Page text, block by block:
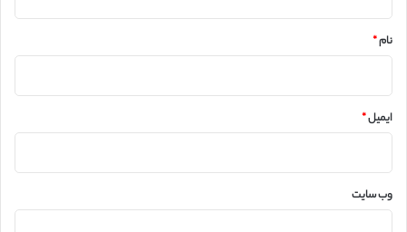
نام*
ایمیل*
وب‌ سایت